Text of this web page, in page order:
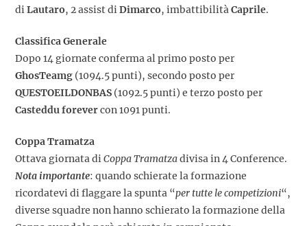
diLautaro, 2 assist diDimarco, imbattibilitàCaprile.
Classifica Generale
Dopo 14 giornate conferma al primo posto per
GhosTeamg (1094.5 punti), secondo posto per
QUESTOEILDONBAS (1092.5 punti) e terzo posto per
Casteddu forevercon 1091 punti.
Coppa Tramatza
Ottava giornata diCoppa Tramatzadivisa in 4 Conference.
Nota importante: quando schierate la formazione
ricordatevi di flaggare la spunta “per tutte le competizioni“,
diverse squadre non hanno schierato la formazione della